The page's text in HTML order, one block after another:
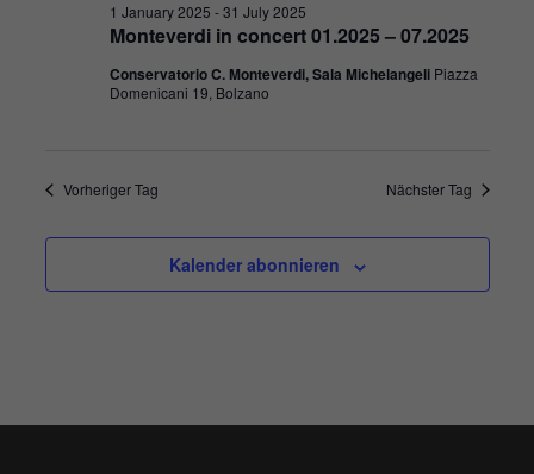
Monteverdi in concert 01.2025 – 07.2025
1 January 2025 -31 July 2025
Conservatorio C. Monteverdi, Sala Michelangeli Piazza
Domenicani 19, Bolzano
Vorheriger Tag Nächster Tag
Kalender abonnieren